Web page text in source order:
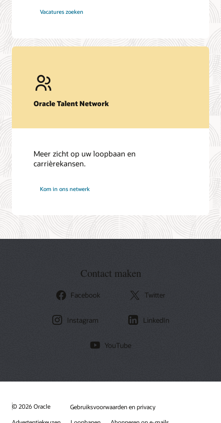
Vacatures zoeken
Oracle
Oracle Talent Network
Meer zicht op uw loopbaan en
carrièrekansen.
Kom in ons netwerk
Oracle
Contact maken
Facebook Twitter
Instagram LinkedIn
YouTube
© 2026 Oracle
Gebruiksvoorwaarden en privacy